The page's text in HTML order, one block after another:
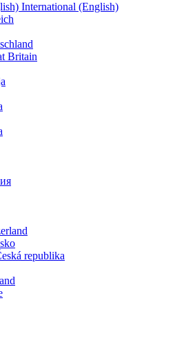
International (English)
Britain
republika